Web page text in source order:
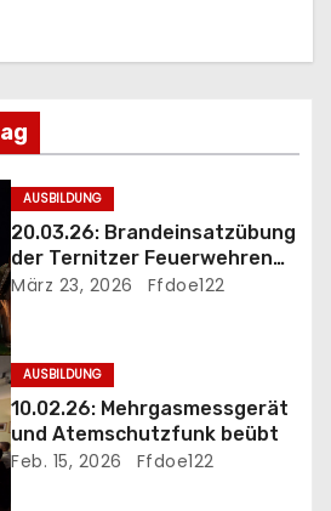
AUSBILDUNG
20.03.26: Brandeinsatzübung
der Ternitzer Feuerwehren
FF Döppling und FF St.Johann
März 23, 2026 Ffdoe122
AUSBILDUNG
10.02.26: Mehrgasmessgerät
und Atemschutzfunk beübt
Feb. 15, 2026 Ffdoe122